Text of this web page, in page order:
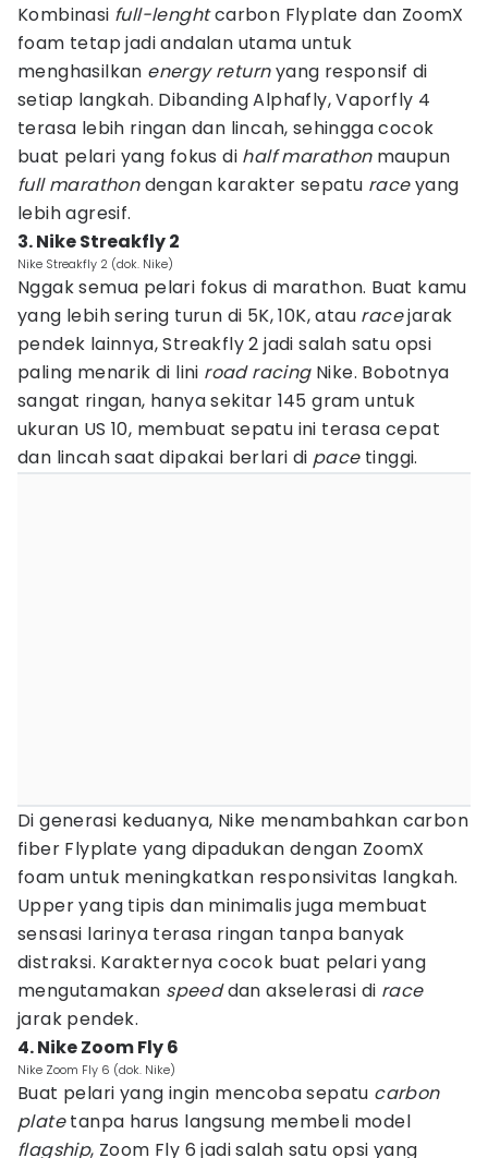
Kombinasi full-lenghtcarbon Flyplate dan ZoomX
foam tetap jadi andalan utama untuk
menghasilkan energy returnyang responsif di
setiap langkah. Dibanding Alphafly, Vaporfly 4
terasa lebih ringan dan lincah, sehingga cocok
buat pelari yang fokus di half marathon maupun
full marathondengan karakter sepatu raceyang
lebih agresif.
3. Nike Streakfly 2
Nike Streakfly 2 (dok. Nike)
Nggak semua pelari fokus di marathon. Buat kamu
yang lebih sering turun di 5K, 10K, atau racejarak
pendek lainnya, Streakfly 2 jadi salah satu opsi
paling menarik di lini road racing Nike. Bobotnya
sangat ringan, hanya sekitar 145 gram untuk
ukuran US 10, membuat sepatu ini terasa cepat
dan lincah saat dipakai berlari di pace tinggi.
Di generasi keduanya, Nike menambahkan carbon
fiber Flyplate yang dipadukan dengan ZoomX
foam untuk meningkatkan responsivitas langkah.
Upper yang tipis dan minimalis juga membuat
sensasi larinya terasa ringan tanpa banyak
distraksi. Karakternya cocok buat pelari yang
mengutamakan speeddan akselerasi di race
jarak pendek.
4. Nike Zoom Fly 6
Nike Zoom Fly 6 (dok. Nike)
Buat pelari yang ingin mencoba sepatu carbon
platetanpa harus langsung membeli model
flagship, Zoom Fly 6 jadi salah satu opsi yang